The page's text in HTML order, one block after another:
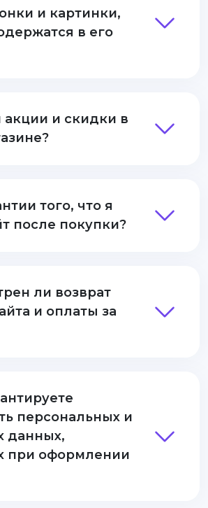
и картинки,
в его
и скидки в
того, что я
после покупки?
ли возврат
и оплаты за
персональных и
данных,
при оформлении